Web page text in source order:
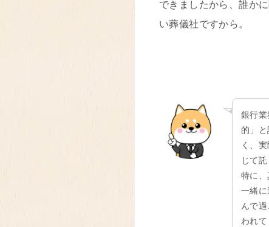
できましたから、誰か
い葬儀社ですから。
銀行
的」
く、
じて
特に
一緒
んで
われ